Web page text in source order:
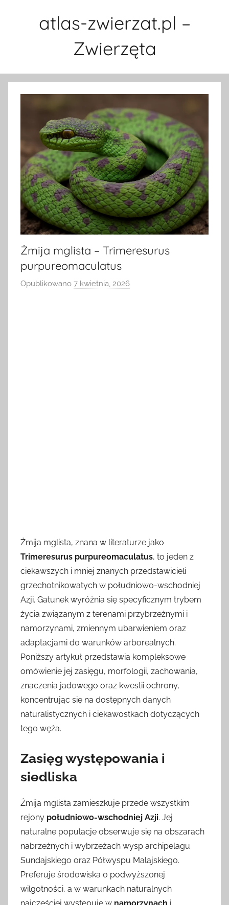
atlas-zwierzat.pl –
Zwierzęta
Żmija mglista – Trimeresurus
purpureomaculatus
Opublikowano 7 kwietnia, 2026
Żmija mglista, znana w literaturze jako
Trimeresurus purpureomaculatus, to jeden z
ciekawszych i mniej znanych przedstawicieli
grzechotnikowatych w południowo-wschodniej
Azji. Gatunek wyróżnia się specyficznym trybem
życia związanym z terenami przybrzeżnymi i
namorzynami, zmiennym ubarwieniem oraz
adaptacjami do warunków arborealnych.
Poniższy artykuł przedstawia kompleksowe
omówienie jej zasięgu, morfologii, zachowania,
znaczenia jadowego oraz kwestii ochrony,
koncentrując się na dostępnych danych
naturalistycznych i ciekawostkach dotyczących
tego węża.
Zasięg występowania i
siedliska
Żmija mglista zamieszkuje przede wszystkim
rejony południowo-wschodniej Azji. Jej
naturalne populacje obserwuje się na obszarach
nabrzeżnych i wybrzeżach wysp archipelagu
Sundajskiego oraz Półwyspu Malajskiego.
Preferuje środowiska o podwyższonej
wilgotności, a w warunkach naturalnych